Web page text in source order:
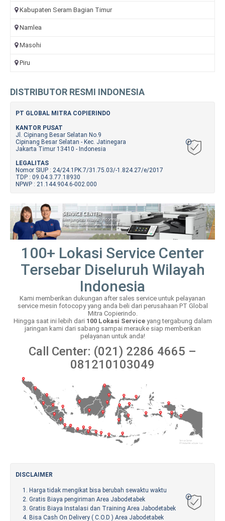
Kabupaten Seram Bagian Timur
Namlea
Masohi
Piru
DISTRIBUTOR RESMI INDONESIA
PT GLOBAL MITRA COPIERINDO
KANTOR PUSAT
Jl. Cipinang Besar Selatan No.9
Cipinang Besar Selatan - Kec. Jatinegara
Jakarta Timur 13410 - Indonesia
LEGALITAS
Nomor SIUP : 24/24.1PK.7/31.75.03/-1.824.27/e/2017
TDP : 09.04.3.77.18930
NPWP : 21.144.904.6-002.000
100+ Lokasi Service Center
Tersebar Diseluruh Wilayah
Indonesia
Kami memberikan dukungan after sales service untuk pelayanan
service mesin fotocopy yang anda beli dari perusahaan PT Global
Mitra Copierindo.
Hingga saat ini lebih dari 100 Lokasi Serviceyang tergabung dalam
jaringan kami dari sabang sampai merauke siap memberikan
pelayanan untuk anda!
Call Center: (021) 2286 4665 –
081210103049
DISCLAIMER
Harga tidak mengikat bisa berubah sewaktu waktu
Gratis Biaya pengiriman Area Jabodetabek
Gratis Biaya Instalasi dan Training Area Jabodetabek
Bisa Cash On Delivery ( C.O.D ) Area Jabodetabek